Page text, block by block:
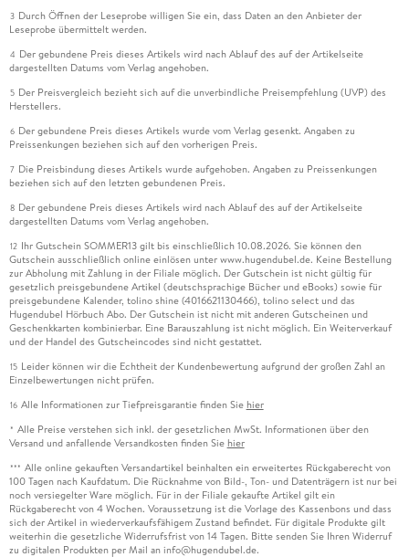
3 Durch Öffnen der Leseprobe willigen Sie ein, dass Daten an den Anbieter der
Leseprobe übermittelt werden.
4 Der gebundene Preis dieses Artikels wird nach Ablauf des auf der Artikelseite
dargestellten Datums vom Verlag angehoben.
5 Der Preisvergleich bezieht sich auf die unverbindliche Preisempfehlung (UVP) des
Herstellers.
6 Der gebundene Preis dieses Artikels wurde vom Verlag gesenkt. Angaben zu
Preissenkungen beziehen sich auf den vorherigen Preis.
7 Die Preisbindung dieses Artikels wurde aufgehoben. Angaben zu Preissenkungen
beziehen sich auf den letzten gebundenen Preis.
8 Der gebundene Preis dieses Artikels wird nach Ablauf des auf der Artikelseite
dargestellten Datums vom Verlag angehoben.
12 Ihr Gutschein SOMMER13 gilt bis einschließlich 10.08.2026. Sie können den
Gutschein ausschließlich online einlösen unter www.hugendubel.de. Keine Bestellung
zur Abholung mit Zahlung in der Filiale möglich. Der Gutschein ist nicht gültig für
gesetzlich preisgebundene Artikel (deutschsprachige Bücher und eBooks) sowie für
preisgebundene Kalender, tolino shine (4016621130466), tolino select und das
Hugendubel Hörbuch Abo. Der Gutschein ist nicht mit anderen Gutscheinen und
Geschenkkarten kombinierbar. Eine Barauszahlung ist nicht möglich. Ein Weiterverkauf
und der Handel des Gutscheincodes sind nicht gestattet.
15 Leider können wir die Echtheit der Kundenbewertung aufgrund der großen Zahl an
Einzelbewertungen nicht prüfen.
16 Alle Informationen zur Tiefpreisgarantie finden Sie hier
* Alle Preise verstehen sich inkl. der gesetzlichen MwSt. Informationen über den
Versand und anfallende Versandkosten finden Sie hier
*** Alle online gekauften Versandartikel beinhalten ein erweitertes Rückgaberecht von
100 Tagen nach Kaufdatum. Die Rücknahme von Bild-, Ton- und Datenträgern ist nur bei
noch versiegelter Ware möglich. Für in der Filiale gekaufte Artikel gilt ein
Rückgaberecht von 4 Wochen. Voraussetzung ist die Vorlage des Kassenbons und dass
sich der Artikel in wiederverkaufsfähigem Zustand befindet. Für digitale Produkte gilt
weiterhin die gesetzliche Widerrufsfrist von 14 Tagen. Bitte senden Sie Ihren Widerruf
zu digitalen Produkten per Mail an info@hugendubel.de.